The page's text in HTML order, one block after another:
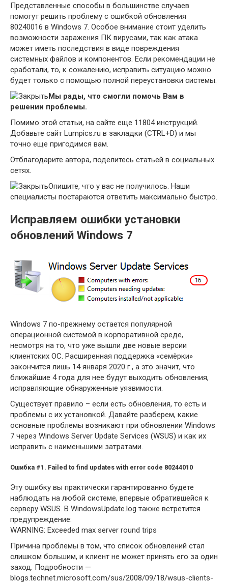
Представленные способы в большинстве случаев
помогут решить проблему с ошибкой обновления
80240016 в Windows 7. Особое внимание стоит уделить
возможности заражения ПК вирусами, так как атака
может иметь последствия в виде повреждения
системных файлов и компонентов. Если рекомендации не
сработали, то, к сожалению, исправить ситуацию можно
будет только с помощью полной переустановки системы.
Мы рады, что смогли помочь Вам в
решении проблемы.
Помимо этой статьи, на сайте еще 11804 инструкций.
Добавьте сайт Lumpics.ru в закладки (CTRL+D) и мы
точно еще пригодимся вам.
Отблагодарите автора, поделитесь статьей в социальных
сетях.
Опишите, что у вас не получилось. Наши
специалисты постараются ответить максимально быстро.
Исправляем ошибки установки
обновлений Windows 7
Windows 7 по-прежнему остается популярной
операционной системой в корпоративной среде,
несмотря на то, что уже вышли две новые версии
клиентских ОС. Расширенная поддержка «семёрки»
закончится лишь 14 января 2020 г., а это значит, что
ближайшие 4 года для нее будут выходить обновления,
исправляющие обнаруженные уязвимости.
Существует правило – если есть обновления, то есть и
проблемы с их установкой. Давайте разберем, какие
основные проблемы возникают при обновлении Windows
7 через Windows Server Update Services (WSUS) и как их
исправить с наименьшими затратами.
Ошибка #1 . Failed to find updates with error code 80244010
Эту ошибку вы практически гарантированно будете
наблюдать на любой системе, впервые обратившейся к
серверу WSUS. В WindowsUpdate.log также встретится
предупреждение:
WARNING: Exceeded max server round trips
Причина проблемы в том, что список обновлений стал
слишком большим, и клиент не может принять его за один
заход. Подробности —
blogs.technet.microsoft.com/sus/2008/09/18/wsus-clients-